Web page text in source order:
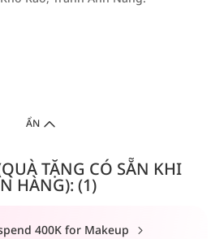
ẨN
TẶNG CÓ SẴN KHI
HÀNG): (1)
400K for Makeup